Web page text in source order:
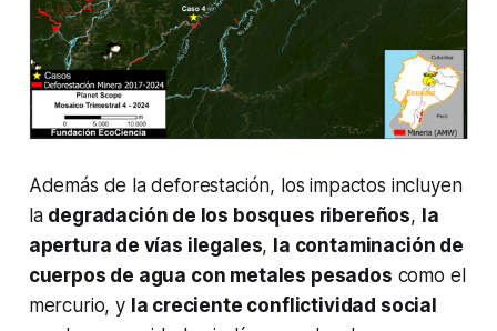
Además de la deforestación, los impactos incluyen
la degradación de los bosques ribereños, la
apertura de vías ilegales, la contaminación de
cuerpos de agua con metales pesados como el
mercurio, y la creciente conflictividad social